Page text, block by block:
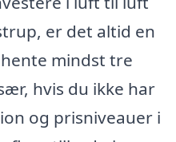
er det altid en
mindst tre
hvis du ikke har
og prisniveauer i